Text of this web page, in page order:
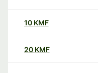
10 KMF
20 KMF